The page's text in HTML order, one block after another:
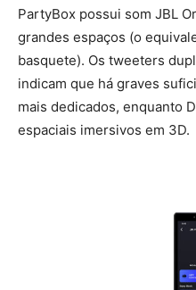
PartyBox possui som JBL
grandes espaços (o
basquete). Os tweeters
indicam que há graves
mais dedicados, enquanto
espaciais imersivos em 3D.